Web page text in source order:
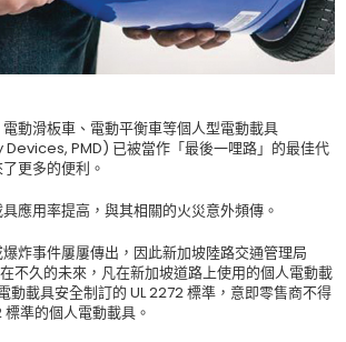
動滑板車、電動平衡車等個人型電動載具
PMD) 已被當作「最後一哩路」的最佳代
更多的便利。
應用率提高，與其相關的火災意外頻傳。
炸事件屢屢傳出，因此新加坡陸路交通管理局
不久的未來，凡在新加坡道路上使用的個人電動載
動載具安全制訂的 UL 2272 標準，意即零售商不得
準的個人電動載具。